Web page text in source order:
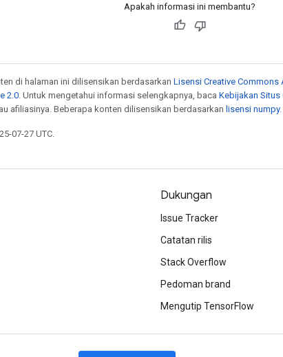
Apakah informasi ini membantu?
di halaman ini dilisensikan berdasarkan Lisensi Creative Commons
2.0 . Untuk mengetahui informasi selengkapnya, baca Kebijakan
afiliasinya. Beberapa konten dilisensikan berdasarkan lisensi numpy.
07-27 UTC.
Dukungan
Issue Tracker
Catatan rilis
Stack Overflow
Pedoman brand
Mengutip TensorFlow